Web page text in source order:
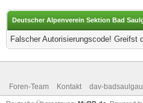
Deutscher Alpenverein Sektion Bad
Falscher Autorisierungscode!
Foren-Team Kontakt dav-